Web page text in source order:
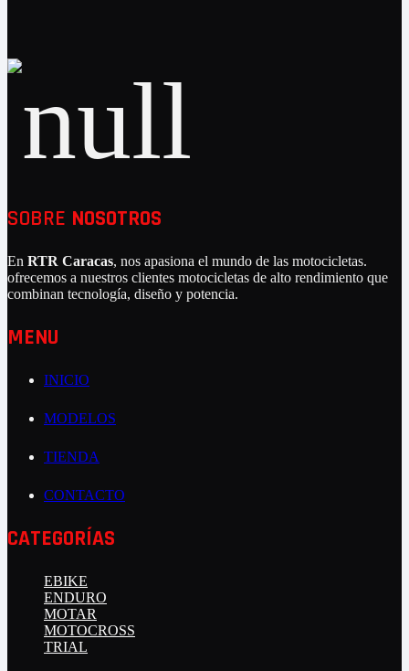
SOBRE NOSOTROS
En RTR Caracas, nos apasiona el mundo de las motocicletas.
ofrecemos a nuestros clientes motocicletas de alto rendimiento que
combinan tecnología, diseño y potencia.
MENU
INICIO
MODELOS
TIENDA
CONTACTO
CATEGORÍAS
EBIKE
ENDURO
MOTAR
MOTOCROSS
TRIAL